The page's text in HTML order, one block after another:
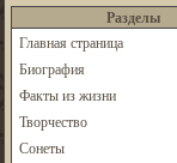
Разделы
Главная страница
Биография
Факты из жизни
Творчество
Сонеты